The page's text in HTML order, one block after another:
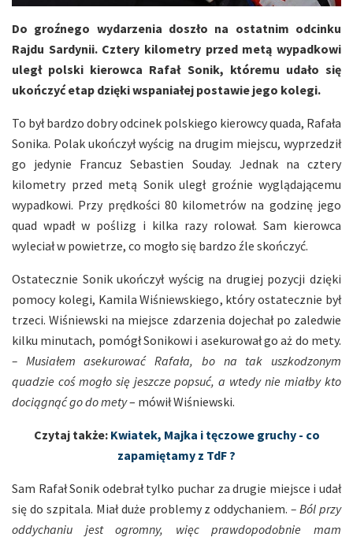
Do groźnego wydarzenia doszło na ostatnim odcinku
Rajdu Sardynii. Cztery kilometry przed metą wypadkowi
uległ polski kierowca Rafał Sonik, któremu udało się
ukończyć etap dzięki wspaniałej postawie jego kolegi.
To był bardzo dobry odcinek polskiego kierowcy quada, Rafała
Sonika. Polak ukończył wyścig na drugim miejscu, wyprzedził
go jedynie Francuz Sebastien Souday. Jednak na cztery
kilometry przed metą Sonik uległ groźnie wyglądającemu
wypadkowi. Przy prędkości 80 kilometrów na godzinę jego
quad wpadł w poślizg i kilka razy rolował. Sam kierowca
wyleciał w powietrze, co mogło się bardzo źle skończyć.
Ostatecznie Sonik ukończył wyścig na drugiej pozycji dzięki
pomocy kolegi, Kamila Wiśniewskiego, który ostatecznie był
trzeci. Wiśniewski na miejsce zdarzenia dojechał po zaledwie
kilku minutach, pomógł Sonikowi i asekurował go aż do mety.
– Musiałem asekurować Rafała, bo na tak uszkodzonym
quadzie coś mogło się jeszcze popsuć, a wtedy nie miałby kto
dociągnąć go do mety– mówił Wiśniewski.
Czytaj także: Kwiatek, Majka i tęczowe gruchy - co
zapamiętamy z TdF ?
Sam Rafał Sonik odebrał tylko puchar za drugie miejsce i udał
się do szpitala. Miał duże problemy z oddychaniem.– Ból przy
oddychaniu jest ogromny, więc prawdopodobnie mam